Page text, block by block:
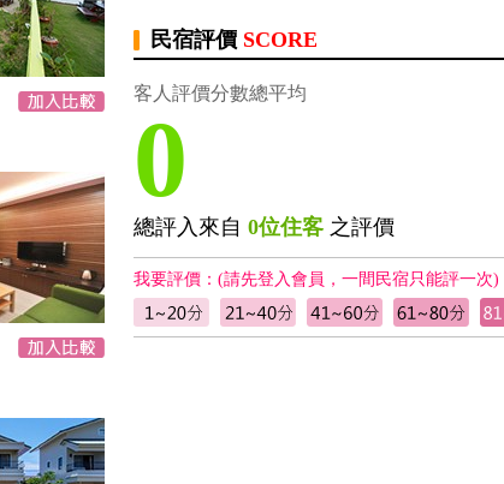
民宿評價 SCORE
客人評價分數總平均
0
總評入來自 0位住客 之評價
我要評價：(請先登入會員，一間民宿只能評一次)